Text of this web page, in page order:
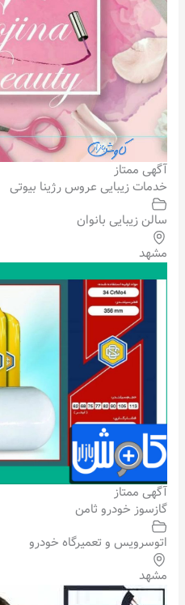
آگهی ممتاز
خدمات زیبایی عروس رژینا بیوتی
سالن زیبایی بانوان
مشهد
آگهی ممتاز
گازسوز خودرو ثامن
اتوسرویس و تعمیرگاه خودرو
مشهد